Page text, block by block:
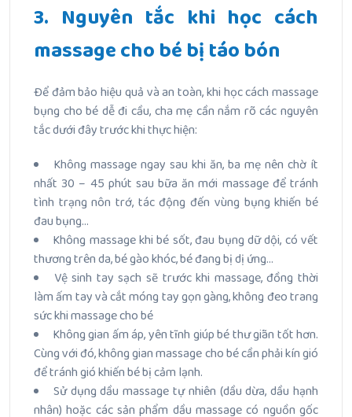
3. Nguyên tắc khi học cách
massage cho bé bị táo bón
Để đảm bảo hiệu quả và an toàn, khi học cách massage
bụng cho bé dễ đi cầu, cha mẹ cần nắm rõ các nguyên
tắc dưới đây trước khi thực hiện:
Không massage ngay sau khi ăn, ba mẹ nên chờ ít
nhất 30 – 45 phút sau bữa ăn mới massage để tránh
tình trạng nôn trớ, tác động đến vùng bụng khiến bé
đau bụng…
Không massage khi bé sốt, đau bụng dữ dội, có vết
thương trên da, bé gào khóc, bé đang bị dị ứng…
Vệ sinh tay sạch sẽ trước khi massage, đồng thời
làm ấm tay và cắt móng tay gọn gàng, không đeo trang
sức khi massage cho bé
Không gian ấm áp, yên tĩnh giúp bé thư giãn tốt hơn.
Cùng với đó, không gian massage cho bé cần phải kín gió
để tránh gió khiến bé bị cảm lạnh.
Sử dụng dầu massage tự nhiên (dầu dừa, dầu hạnh
nhân) hoặc các sản phẩm dầu massage có nguồn gốc